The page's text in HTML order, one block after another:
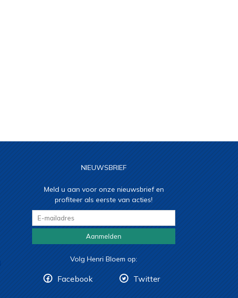
NIEUWSBRIEF
Meld u aan voor onze nieuwsbrief en
profiteer als eerste van acties!
Aanmelden
Volg Henri Bloem op:
Facebook Twitter